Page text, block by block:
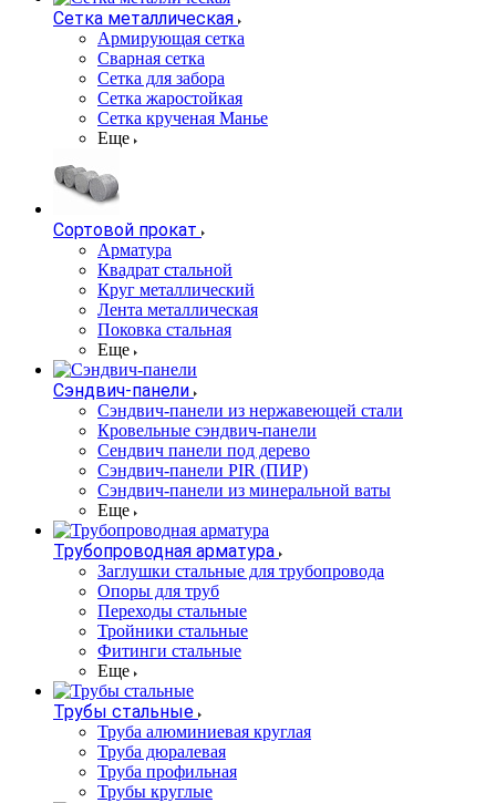
Сетка металлическая
Армирующая сетка
Сварная сетка
Сетка для забора
Сетка жаростойкая
Сетка крученая Манье
Еще
Сортовой прокат
Арматура
Квадрат стальной
Круг металлический
Лента металлическая
Поковка стальная
Еще
Сэндвич-панели
Cэндвич-панели из нержавеющей стали
Кровельные сэндвич-панели
Сендвич панели под дерево
Сэндвич-панели PIR (ПИР)
Сэндвич-панели из минеральной ваты
Еще
Трубопроводная арматура
Заглушки стальные для трубопровода
Опоры для труб
Переходы стальные
Тройники стальные
Фитинги стальные
Еще
Трубы стальные
Труба алюминиевая круглая
Труба дюралевая
Труба профильная
Трубы круглые